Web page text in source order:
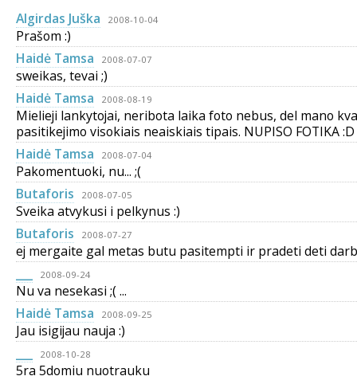
Algirdas Juška 2008-10-04
Prašom :)
Haidė Tamsa
2008-07-07
sweikas, tevai ;)
Haidė Tamsa
2008-08-19
Mielieji lankytojai, neribota laika foto nebus, del mano
pasitikejimo visokiais neaiskiais tipais. NUPISO FOTIKA :D
Haidė Tamsa
2008-07-04
Pakomentuoki, nu... ;(
Butaforis
2008-07-05
Sveika atvykusi i pelkynus :)
Butaforis
2008-07-27
ej mergaite gal metas butu pasitempti ir pradeti deti
2008-09-24
Nu va nesekasi ;( ...
Haidė Tamsa
2008-09-25
Jau isigijau nauja :)
2008-10-28
5ra 5domiu nuotrauku